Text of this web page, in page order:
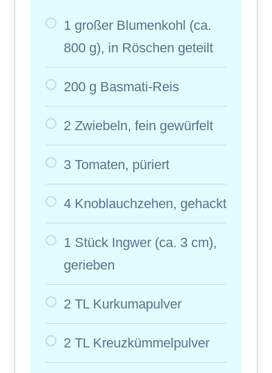
1 großer Blumenkohl (ca.
800 g), in Röschen geteilt
200 g Basmati-Reis
2 Zwiebeln, fein gewürfelt
3 Tomaten, püriert
4 Knoblauchzehen, gehackt
1 Stück Ingwer (ca. 3 cm),
gerieben
2 TL Kurkumapulver
2 TL Kreuzkümmelpulver